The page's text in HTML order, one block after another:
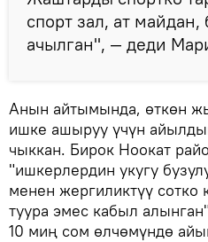
спорт зал, ат майдан,
ачылган", — деди
Анын айтымында, өткөн
ишке ашыруу үчүн
чыккан. Бирок Ноокат
"ишкерлердин укугу
менен жергиликтүү
туура эмес кабыл
10 миң сом өлчөмүндө